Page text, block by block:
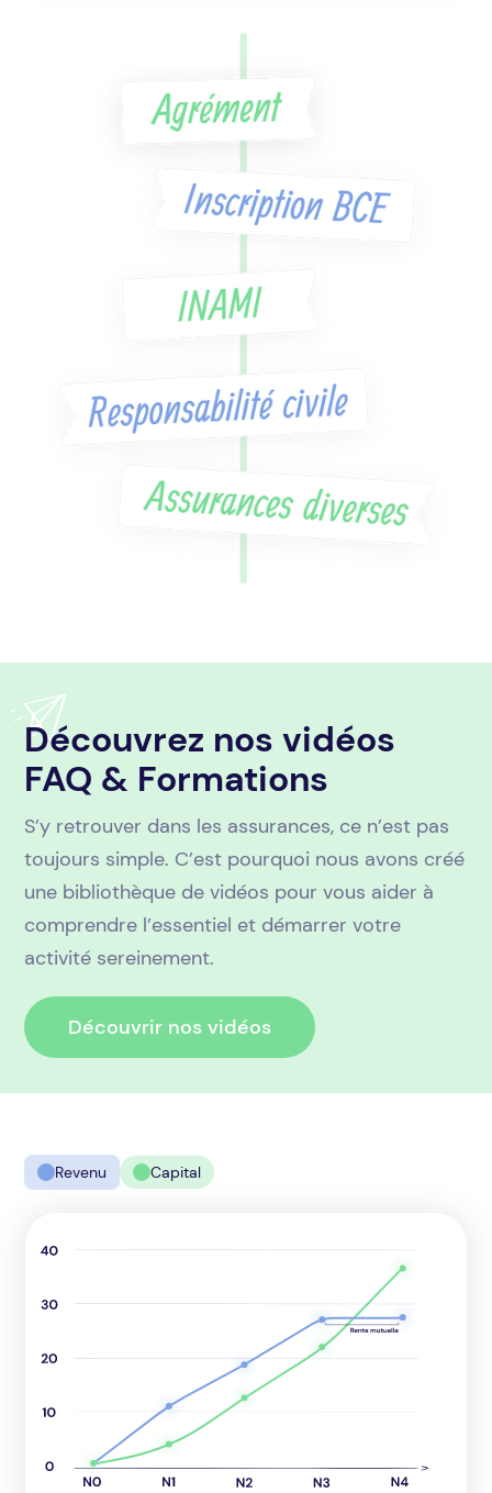
Découvrez nos vidéos
FAQ & Formations
S’y retrouver dans les assurances, ce n’est pas
toujours simple. C’est pourquoi nous avons créé
une bibliothèque de vidéos pour vous aider à
comprendre l’essentiel et démarrer votre
activité sereinement.
Découvrir nos vidéos
Revenu Capital